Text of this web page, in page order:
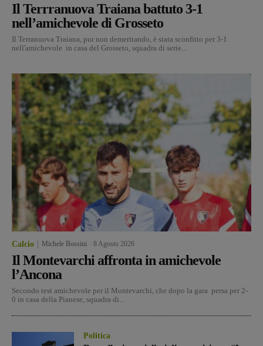
Il Terrranuova Traiana battuto 3-1
nell’amichevole di Grosseto
Il Terranuova Traiana, pur non demeritando, è stata sconfitto per 3-1
nell'amichevole in casa del Grosseto, squadra di serie...
Calcio Michele Bossini 8 Agosto 2026
Il Montevarchi affronta in amichevole
l’Ancona
Secondo test amichevole per il Montevarchi, che dopo la gara persa per 2-
0 in casa della Pianese, squadra di...
Politica